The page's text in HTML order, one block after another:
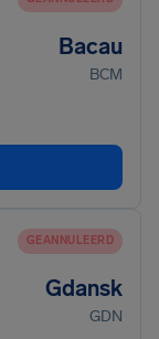
Bacau
BCM
GEANNULEERD
Gdansk
GDN